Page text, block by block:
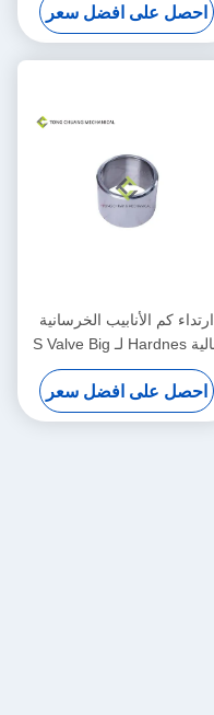
احصل على افضل سعر
ارتداء كم الأنابيب الخرسانية
عالية Hardnes لـ S Valve Big
End
احصل على افضل سعر